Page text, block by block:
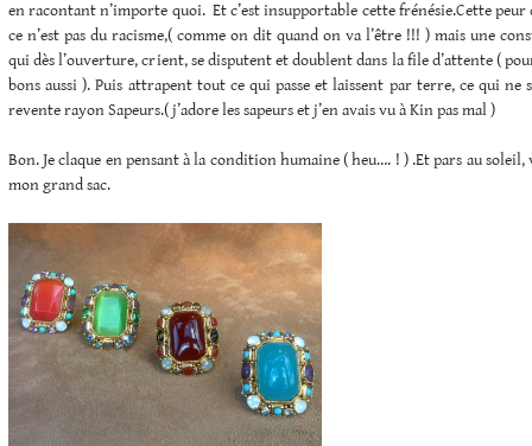
en racontant n’importe quoi. Et c’est insupportable cette frénésie.Cette peur
ce n’est pas du racisme,( comme on dit quand on va l’être !!! ) mais une
qui dès l’ouverture, crient, se disputent et doublent dans la file d’attente (
bons aussi ). Puis attrapent tout ce qui passe et laissent par terre, ce qui ne
revente rayon Sapeurs.( j’adore les sapeurs et j’en avais vu à Kin pas mal )
Bon. Je claque en pensant à la condition humaine ( heu…. ! ) .Et pars au soleil,
mon grand sac.